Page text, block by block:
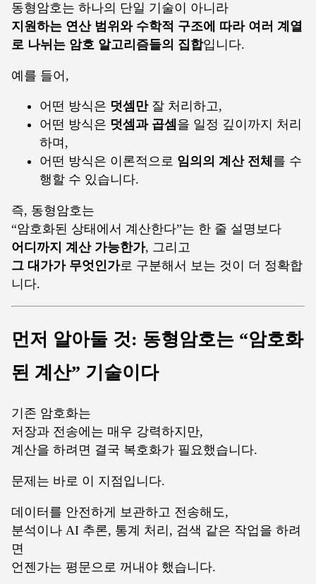
동형암호는 하나의 단일 기술이 아니라
지원하는 연산 범위와 수학적 구조에 따라 여러 계열
로 나뉘는 암호 알고리즘들의 집합입니다.
예를 들어,
어떤 방식은 덧셈만잘 처리하고,
어떤 방식은 덧셈과 곱셈 을 일정 깊이까지 처리
하며,
어떤 방식은 이론적으로 임의의 계산 전체 를 수
행할 수 있습니다.
즉, 동형암호는
“암호화된 상태에서 계산한다”는 한 줄 설명보다
어디까지 계산 가능한가, 그리고
그 대가가 무엇인가로 구분해서 보는 것이 더 정확합
니다.
먼저 알아둘 것: 동형암호는 “암호화
된 계산” 기술이다
기존 암호화는
저장과 전송에는 매우 강력하지만,
계산을 하려면 결국 복호화가 필요했습니다.
문제는 바로 이 지점입니다.
데이터를 안전하게 보관하고 전송해도,
분석이나 AI 추론, 통계 처리, 검색 같은 작업을 하려
면
언젠가는 평문으로 꺼내야 했습니다.